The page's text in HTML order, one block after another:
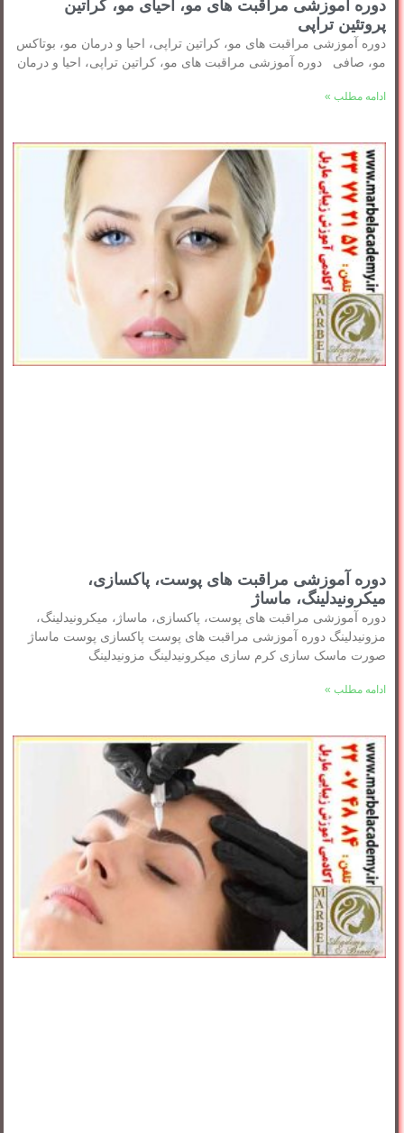
دوره آموزشی مراقبت های مو، احیای مو، کراتین
پروتئین تراپی
دوره آموزشی مراقبت های مو، کراتین تراپی، احیا و درمان مو، بوتاکس
مو، صافی دوره آموزشی مراقبت های مو، کراتین تراپی، احیا و درمان
ادامه مطلب »
دوره آموزشی مراقبت های پوست، پاکسازی،
میکرونیدلینگ، ماساژ
دوره آموزشی مراقبت های پوست، پاکسازی، ماساژ، میکرونیدلینگ،
مزونیدلینگ دوره آموزشی مراقبت های پوست پاکسازی پوست ماساژ
صورت ماسک سازی کرم سازی میکرونیدلینگ مزونیدلینگ
ادامه مطلب »